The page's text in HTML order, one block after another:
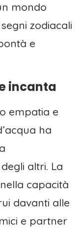
mondo
zodiacali
e
incanta
empatia e
ha
altri. La
capacità
davanti alle
e partner